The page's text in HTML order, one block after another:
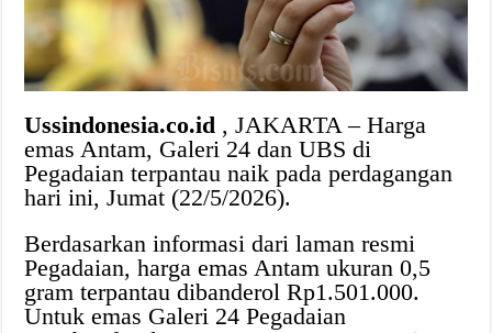
Ussindonesia.co.id , JAKARTA – Harga
emas Antam, Galeri 24 dan UBS di
Pegadaian terpantau naik pada perdagangan
hari ini, Jumat (22/5/2026).
Berdasarkan informasi dari laman resmi
Pegadaian, harga emas Antam ukuran 0,5
gram terpantau dibanderol Rp1.501.000.
Untuk emas Galeri 24 Pegadaian